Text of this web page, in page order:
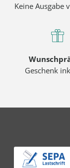
Keine Ausgabe
Geschenk